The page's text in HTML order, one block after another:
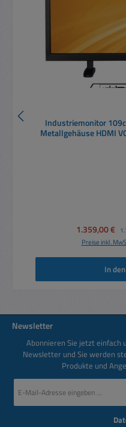
Industriemonitor
Metallgehäuse HDMI
Verkaufspreis:
1.359,00 €
Preise inkl.
In
Newsletter
Abonnieren Sie jetzt einfach
Newsletter und Sie werden
Produkte und
Mail-